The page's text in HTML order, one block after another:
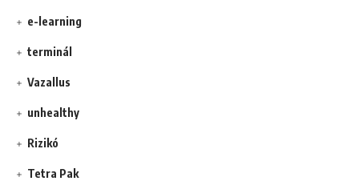
e-learning
terminál
Vazallus
unhealthy
Rizikó
Tetra Pak